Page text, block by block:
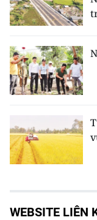
WEBSITE LIÊN